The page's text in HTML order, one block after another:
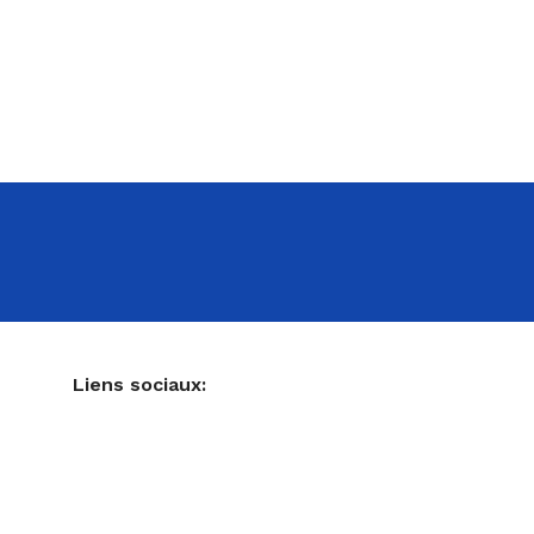
Liens sociaux: